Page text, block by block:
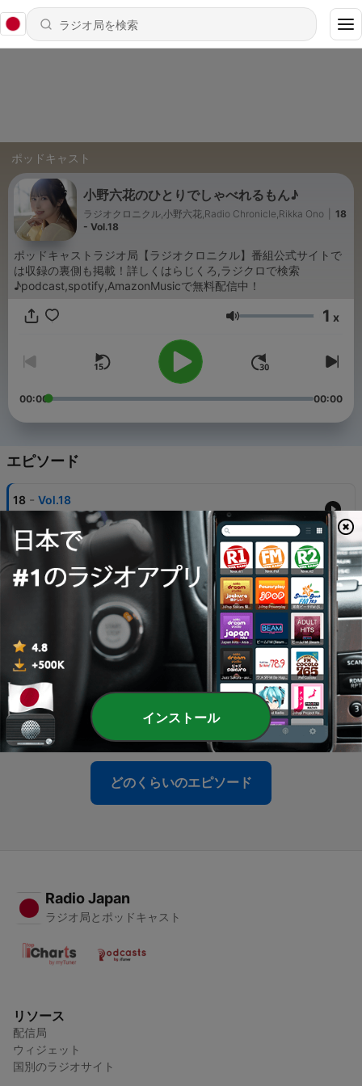
ポッドキャスト
小野六花のひとりでしゃべれるもん♪
ラジオクロニクル,小野六花,Radio Chronicle,Rikka Ono
18
- Vol.18
ポッドキャストラジオ局【ラジオクロニクル】番組公式サイトで
は収録の裏側も掲載！詳しくはらじくろ,ラジクロで検索
♪podcast,spotify,AmazonMusicで無料配信中！
音量 1 x
00:00 00:00
エピソード
18 - Vol.18
17 - Vol.17
21 6月 2026
15 - Vol.15
27 3月 2026
14 - Vol.14
28 2月 2026
どのくらいのエピソード
Radio Japan
ラジオ局とポッドキャスト
リソース
配信局
ウィジェット
国別のラジオサイト
インストール